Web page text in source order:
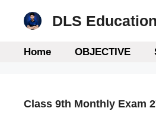
DLS Education
Home OBJECTIVE
Class 9th Monthly Exam